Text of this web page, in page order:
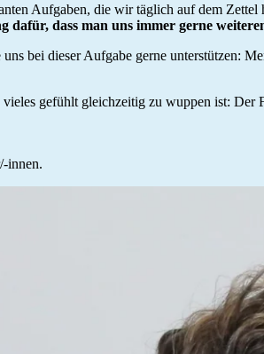
Aufgaben, die wir täglich auf dem
dafür, dass man uns immer gerne
bei dieser Aufgabe gerne unterstützen:
gefühlt gleichzeitig zu wuppen ist:
innen.